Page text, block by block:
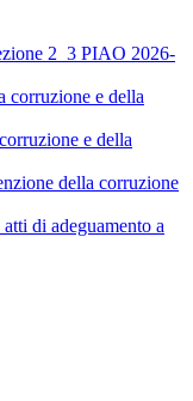
2_3 PIAO 2026-
corruzione e della
e della
della corruzione
di adeguamento a